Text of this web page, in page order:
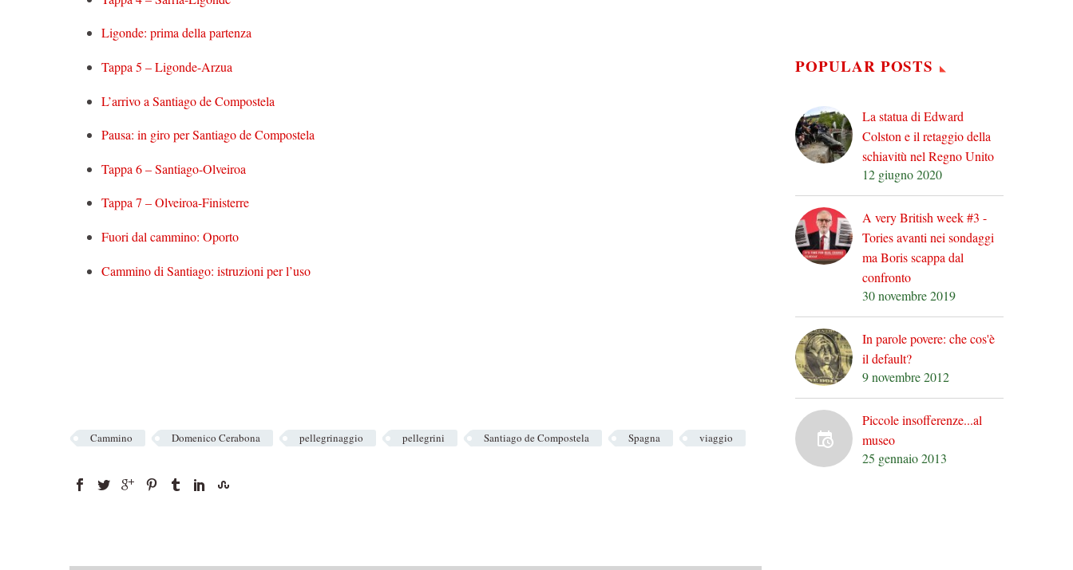
Ligonde: prima della partenza
Tappa 5 – Ligonde-Arzua
L’arrivo a Santiago de Compostela
Pausa: in giro per Santiago de Compostela
Tappa 6 – Santiago-Olveiroa
Tappa 7 – Olveiroa-Finisterre
Fuori dal cammino: Oporto
Cammino di Santiago: istruzioni per l’uso
Cammino Domenico Cerabona pellegrinaggio pellegrini Santiago de Compostela Spagna viaggio
POPULAR POSTS
La statua di Edward
Colston e il retaggio della
schiavitù nel Regno Unito
12 giugno 2020
A very British week #3 -
Tories avanti nei sondaggi
ma Boris scappa dal
confronto
30 novembre 2019
In parole povere: che cos'è
il default?
9 novembre 2012
Piccole insofferenze...al
museo
25 gennaio 2013